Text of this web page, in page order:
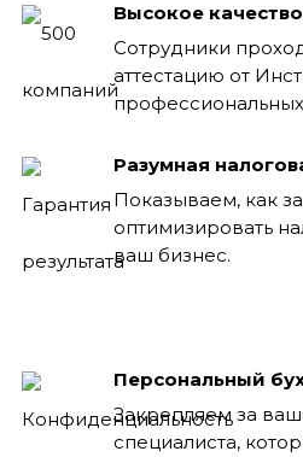
Высокое качество
Сотрудники
аттестацию от
Разумная
Показываем, как
оптимизировать
ваш бизнес.
Персональный
Закрепляем за
специалиста,